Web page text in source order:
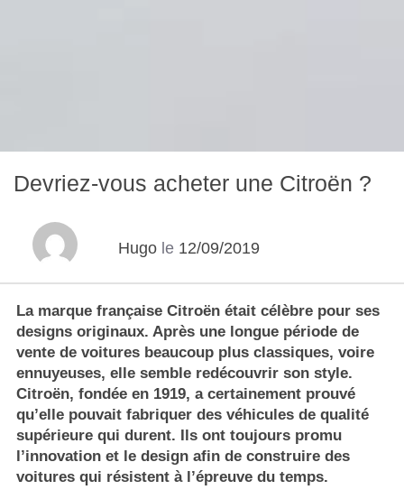
Devriez-vous acheter une Citroën ?
Hugo le 12/09/2019
La marque française Citroën était célèbre pour ses
designs originaux. Après une longue période de
vente de voitures beaucoup plus classiques, voire
ennuyeuses, elle semble redécouvrir son style.
Citroën, fondée en 1919, a certainement prouvé
qu’elle pouvait fabriquer des véhicules de qualité
supérieure qui durent. Ils ont toujours promu
l’innovation et le design afin de construire des
voitures qui résistent à l’épreuve du temps.